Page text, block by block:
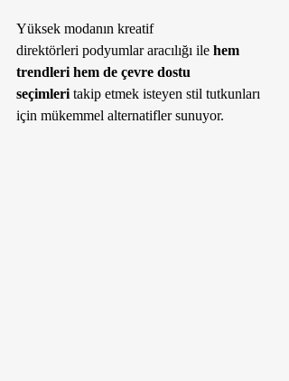
Yüksek modanın kreatif
direktörleri podyumlar aracılığı ile hem
trendleri hem de çevre dostu
seçimleri takip etmek isteyen stil tutkunları
için mükemmel alternatifler sunuyor.